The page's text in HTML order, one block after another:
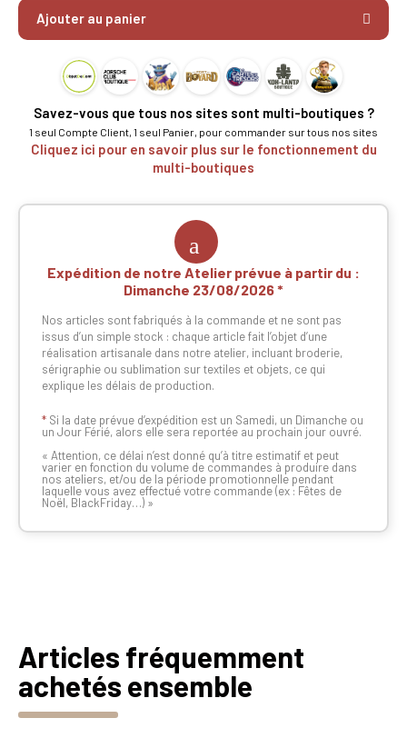
Ajouter au panier
Savez-vous que tous nos sites sont multi-boutiques ?
1 seul Compte Client, 1 seul Panier, pour commander sur tous nos sites
Cliquez ici pour en savoir plus sur le fonctionnement du
multi-boutiques
Expédition de notre Atelier prévue à partir du :
Dimanche 23/08/2026
Nos articles sont fabriqués à la commande et ne sont pas
issus d’un simple stock : chaque article fait l’objet d’une
réalisation artisanale dans notre atelier, incluant broderie,
sérigraphie ou sublimation sur textiles et objets, ce qui
explique les délais de production.
* Si la date prévue d’expédition est un Samedi, un Dimanche ou
un Jour Férié, alors elle sera reportée au prochain jour ouvré.
« Attention, ce délai n’est donné qu’à titre estimatif et peut
varier en fonction du volume de commandes à produire dans
nos ateliers, et/ou de la période promotionnelle pendant
laquelle vous avez effectué votre commande (ex : Fêtes de
Noël, BlackFriday…) »
Articles fréquemment
achetés ensemble